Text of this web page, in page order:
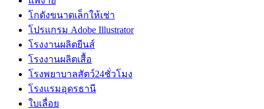
โกดังขนาดเล็กให้เช่า
โปรแกรม Adobe Illustrator
โรงงานผลิตยีนส์
โรงงานผลิตเสื้อ
โรงพยาบาลสัตว์24ชั่วโมง
โรงแรมอุดรธานี
ใบเลื่อย